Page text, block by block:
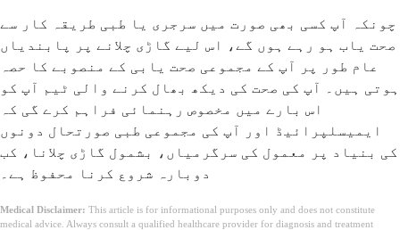
چونکہ آپ کسی بھی صورت میں سرجری یا طبی طریقہ کار سے
صحت یاب ہو رہے ہوں گے، اس لیے گاڑی چلانے پر پابندیاں
عام طور پر آپ کے مجموعی صحت یابی کے منصوبے کا حصہ
ہوتی ہیں۔ آپ کی صحت کی دیکھ بھال کرنے والی ٹیم آپ کو
اس بارے میں مخصوص رہنمائی فراہم کرے گی کہ
ایمیسلپرائیڈ اور آپ کی مجموعی طبی صورتحال دونوں
کی بنیاد پر معمول کی سرگرمیاں، بشمول گاڑی چلانا، کب
دوبارہ شروع کرنا محفوظ ہے۔
Medical Disclaimer: This article is for informational purposes only and does not constitute
medical advice. Always consult a qualified healthcare provider for diagnosis and treatment